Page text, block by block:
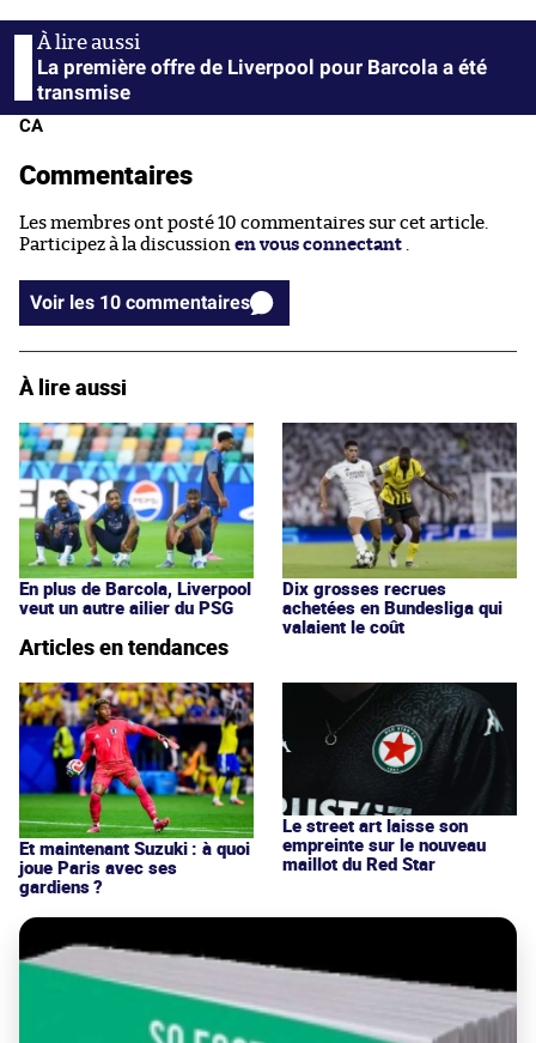
La première offre de Liverpool pour Barcola a été
transmise
CA
Commentaires
Les membres ont posté 10 commentaires sur cet article.
Participez à la discussion en vous connectant .
Voir les 10 commentaires
À lire aussi
En plus de Barcola, Liverpool
veut un autre ailier du PSG
Dix grosses recrues
achetées en Bundesliga qui
valaient le coût
Articles en tendances
Et maintenant Suzuki : à quoi
joue Paris avec ses
gardiens ?
Le street art laisse son
empreinte sur le nouveau
maillot du Red Star